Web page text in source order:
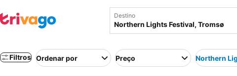
Destino
Filtros Ordenar por Preço Northern